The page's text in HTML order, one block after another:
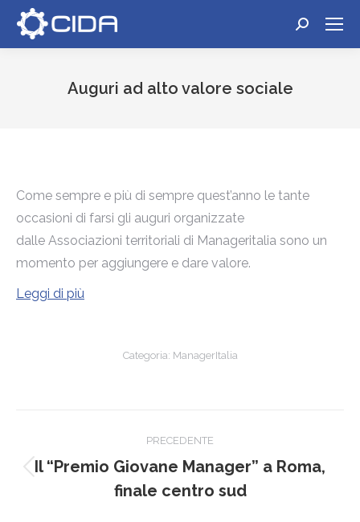
Cerca:
Auguri ad alto valore sociale
Come sempre e più di sempre quest’anno le tante
occasioni di farsi gli auguri organizzate
dalle Associazioni territoriali di Manageritalia sono un
momento per aggiungere e dare valore.
Leggi di più
Categoria: ManagerItalia
tra
PRECEDENTE
Post
precedente:
Il “Premio Giovane Manager” a Roma,
finale centro sud